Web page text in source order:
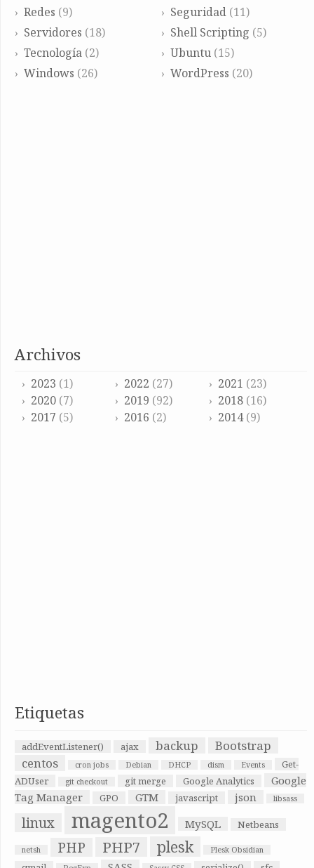
Redes (9) Seguridad(11)
Servidores (18) Shell Scripting (5)
Tecnología (2) Ubuntu(15)
Windows (26) WordPress (20)
archivos
2023 (1) 2022 (27) 2021 (23)
2020 (7) 2019 (92) 2018(16)
2017 (5) 2016 (2) 2014(9)
Etiquetas
addEventListener() ajax backup
Bootstrap
centos
cron jobs Debian DHCP dism Events
Get-
ADUser
git checkout git merge Google Analytics
Google
Tag Manager
GPO GTM javascript json libsass
linux magento2 MySQL Netbeans
netsh PHP PHP7 plesk Plesk Obsidian